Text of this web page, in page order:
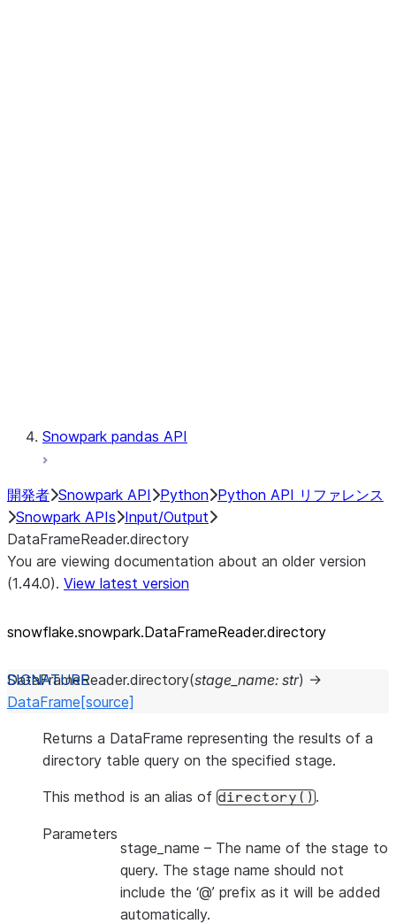
Snowpark pandas API
開発者 Snowpark API Python Python API リファレンス
Snowpark APIs Input/Output
DataFrameReader.directory
You are viewing documentation about an older version
(1.44.0). View latest version
snowflake.snowpark.DataFrameReader.directory
DataFrameReader.directory(stage_name: str) →
DataFrame [source]
Returns a DataFrame representing the results of a
directory table query on the specified stage.
This method is an alias of directory().
Parameters
stage_name – The name of the stage to
query. The stage name should not
include the ‘@’ prefix as it will be added
automatically.